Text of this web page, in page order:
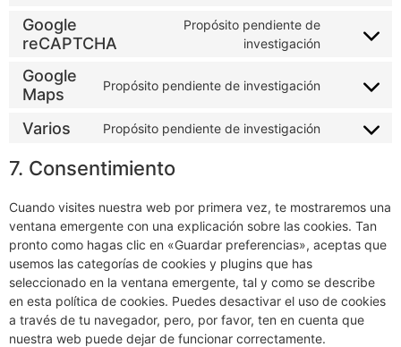
Google
reCAPTCHA
Propósito pendiente de
investigación
Google
Maps
Propósito pendiente de investigación
Varios Propósito pendiente de investigación
7. Consentimiento
Cuando visites nuestra web por primera vez, te mostraremos una
ventana emergente con una explicación sobre las cookies. Tan
pronto como hagas clic en «Guardar preferencias», aceptas que
usemos las categorías de cookies y plugins que has
seleccionado en la ventana emergente, tal y como se describe
en esta política de cookies. Puedes desactivar el uso de cookies
a través de tu navegador, pero, por favor, ten en cuenta que
nuestra web puede dejar de funcionar correctamente.